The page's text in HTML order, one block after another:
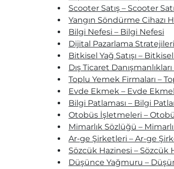
Scooter Satış – Scooter
Yangın Söndürme Cihazı
Bilgi Nefesi – Bilgi Nefesi
Dijital Pazarlama
Bitkisel Yağ Satışı – Bitkisel
Dış Ticaret
Toplu Yemek Firmaları –
Evde Ekmek – Evde
Bilgi Patlaması – Bilgi
Otobüs İşletmeleri –
Mimarlık Sözlüğü –
Ar-ge Şirketleri – Ar-ge
Sözcük Hazinesi – Sözcük
Düşünce Yağmuru –